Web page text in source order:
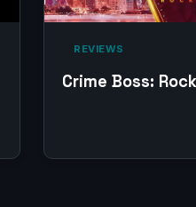
‎ REVIEWS‎
Crime Boss: